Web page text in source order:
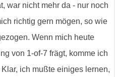
war nicht mehr da - nur noch
richtig gern mögen, so wie
Wenn mich heute
von 1-of-7 frägt, komme ich
ich mußte einiges lernen,